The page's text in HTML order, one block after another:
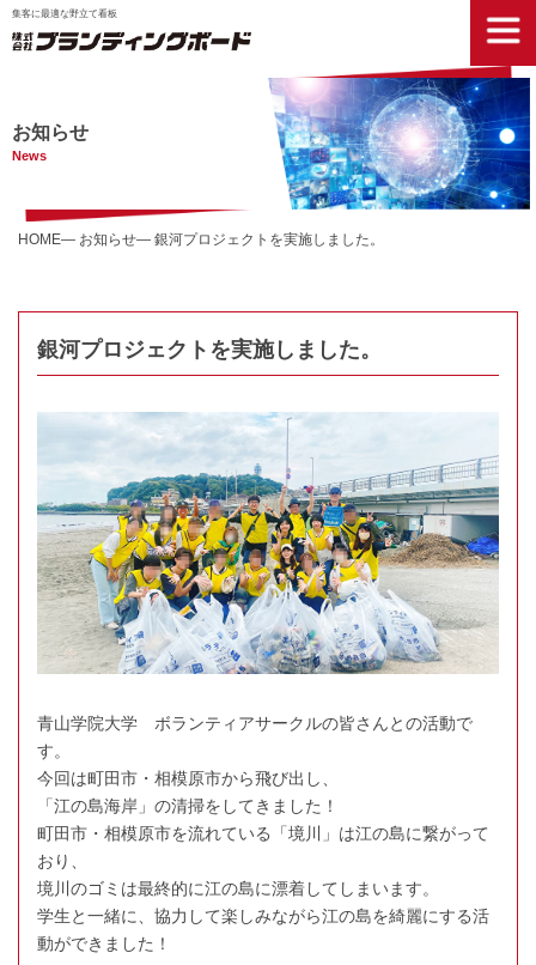
集客に最適な野立て看板
お知らせ
News
HOME お知らせ 銀河プロジェクトを実施しました。
銀河プロジェクトを実施しました。
青山学院大学　ボランティアサークルの皆さんとの活動で
す。
今回は町田市・相模原市から飛び出し、
「江の島海岸」の清掃をしてきました！
町田市・相模原市を流れている「境川」は江の島に繋がって
おり、
境川のゴミは最終的に江の島に漂着してしまいます。
学生と一緒に、協力して楽しみながら江の島を綺麗にする活
動ができました！